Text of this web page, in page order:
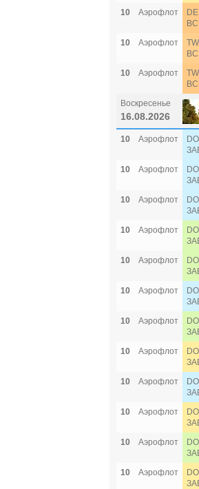
10
Аэрофлот
10
Аэрофлот
10
Аэрофлот
Воскресенье
16.08.2026
10 Аэрофлот
10
Аэрофлот
10
Аэрофлот
10
Аэрофлот
10
Аэрофлот
10
Аэрофлот
10
Аэрофлот
10
Аэрофлот
10
Аэрофлот
10
Аэрофлот
10
Аэрофлот
10
Аэрофлот